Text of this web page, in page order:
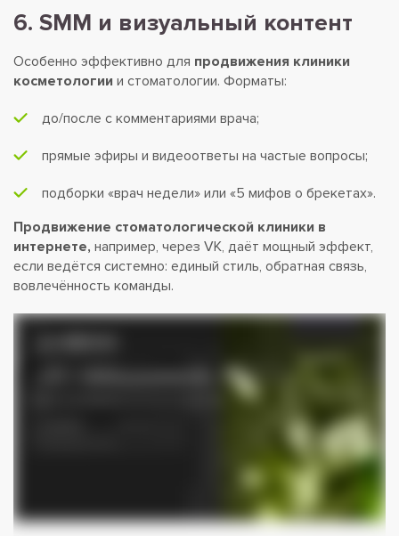
6. SMM и визуальный контент
Особенно эффективно для продвижения клиники
косметологии и стоматологии. Форматы:
до/после с комментариями врача;
прямые эфиры и видеоответы на частые вопросы;
подборки «врач недели» или «5 мифов о брекетах».
Продвижение стоматологической клиники в
интернете, например, через VK, даёт мощный эффект,
если ведётся системно: единый стиль, обратная связь,
вовлечённость команды.